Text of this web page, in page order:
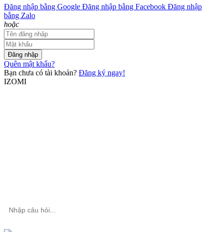
Đăng nhập bằng Google Đăng nhập bằng Facebook Đăng nhập
bằng Zalo
hoặc
Đăng nhập
Quên mật khẩu?
Bạn chưa có tài khoản? Đăng ký ngay!
IZOMI